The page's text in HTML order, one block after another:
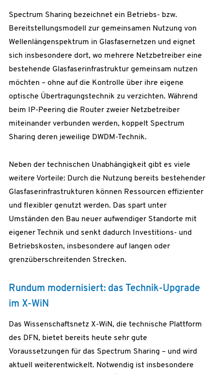
Spectrum Sharing bezeichnet ein Betriebs- bzw.
Bereitstellungsmodell zur gemeinsamen Nutzung von
Wellenlängenspektrum in Glasfasernetzen und eignet
sich insbesondere dort, wo mehrere Netzbetreiber eine
bestehende Glasfaserinfrastruktur gemeinsam nutzen
möchten – ohne auf die Kontrolle über ihre eigene
optische Übertragungstechnik zu verzichten. Während
beim IP-Peering die Router zweier Netzbetreiber
miteinander verbunden werden, koppelt Spectrum
Sharing deren jeweilige DWDM-Technik.
Neben der technischen Unabhängigkeit gibt es viele
weitere Vorteile: Durch die Nutzung bereits bestehender
Glasfaserinfrastrukturen können Ressourcen effizienter
und flexibler genutzt werden. Das spart unter
Umständen den Bau neuer aufwendiger Standorte mit
eigener Technik und senkt dadurch Investitions- und
Betriebskosten, insbesondere auf langen oder
grenzüberschreitenden Strecken.
Rundum modernisiert: das Technik-Upgrade
im X-WiN
Das Wissenschaftsnetz X-WiN, die technische Plattform
des DFN, bietet bereits heute sehr gute
Voraussetzungen für das Spectrum Sharing – und wird
aktuell weiterentwickelt. Notwendig ist insbesondere